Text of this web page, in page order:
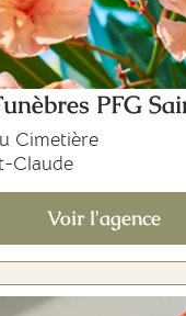
PFG
Cimetière
Claude
Voir l'agence